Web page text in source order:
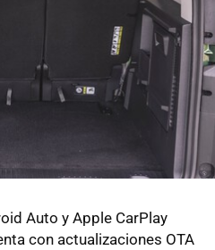
Auto y Apple CarPlay
con actualizaciones OTA